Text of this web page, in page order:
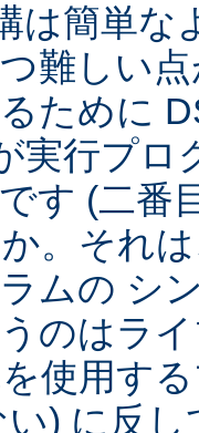
は簡単な
難しい
ために
実行プ
す (二番
。それ
ムの シ
のはラ
使用す
) に反